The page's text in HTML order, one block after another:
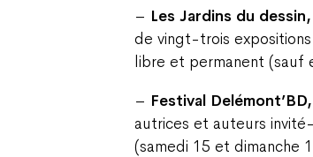
– Les Jardins du dessin,
de vingt-trois
libre et permanent (sauf
– Festival Delémont’BD,
autrices et auteurs
(samedi 15 et dimanche